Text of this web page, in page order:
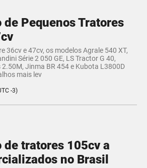
Pequenos Tratores
36cv e 47cv, os modelos Agrale 540 XT,
Série 2 050 GE, LS Tractor G 40,
Jinma BR 454 e Kubota L3800D
mais lev
-3)
de tratores 105cv a
no Brasil